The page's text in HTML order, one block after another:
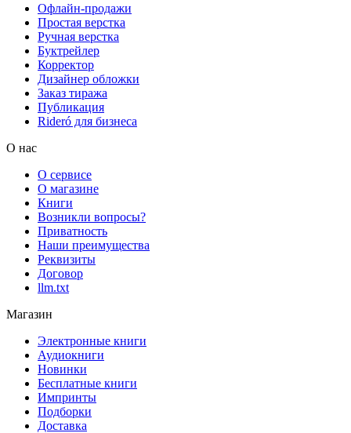
Офлайн-продажи
Простая верстка
Ручная верстка
Буктрейлер
Корректор
Дизайнер обложки
Заказ тиража
Публикация
Rideró для бизнеса
О нас
О сервисе
О магазине
Книги
Возникли вопросы?
Приватность
Наши преимущества
Реквизиты
Договор
llm.txt
Магазин
Электронные книги
Аудиокниги
Новинки
Бесплатные книги
Импринты
Подборки
Доставка